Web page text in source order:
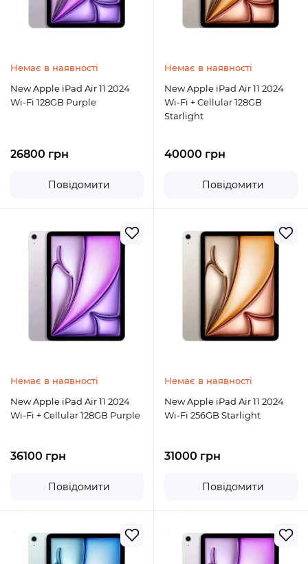
Немає в наявності
New Apple iPad Air 11 2024
Wi-Fi 128GB Purple
26800 грн
Повідомити
Немає в наявності
New Apple iPad Air 11 2024
Wi-Fi + Cellular 128GB
Starlight
40000 грн
Повідомити
Немає в наявності
New Apple iPad Air 11 2024
Wi-Fi + Cellular 128GB Purple
36100 грн
Повідомити
Немає в наявності
New Apple iPad Air 11 2024
Wi-Fi 256GB Starlight
31000 грн
Повідомити